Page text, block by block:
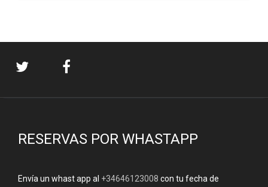
RESERVAS POR WHASTAPP
Envía un whast app al +34646123008 con tu fecha de